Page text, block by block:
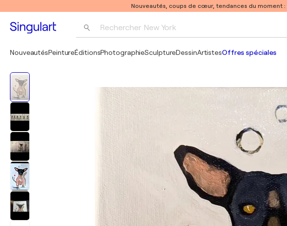
Nouveautés, coups de cœur, tendances du moment :
Rechercher New York
Pablo Picasso
NouveautésPeintureÉditionsPhotographieSculptureDessinArtistesOffres spéciales